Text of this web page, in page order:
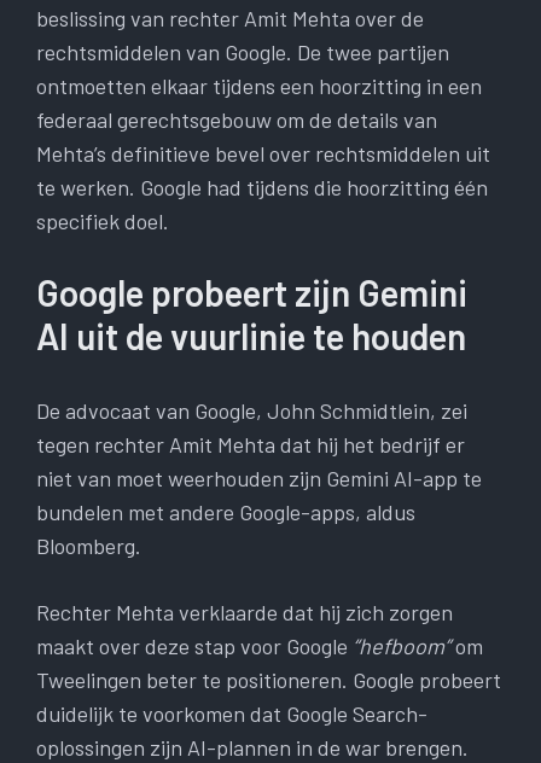
beslissing van rechter Amit Mehta over de
rechtsmiddelen van Google. De twee partijen
ontmoetten elkaar tijdens een hoorzitting in een
federaal gerechtsgebouw om de details van
Mehta’s definitieve bevel over rechtsmiddelen uit
te werken. Google had tijdens die hoorzitting één
specifiek doel.
Google probeert zijn Gemini
AI uit de vuurlinie te houden
De advocaat van Google, John Schmidtlein, zei
tegen rechter Amit Mehta dat hij het bedrijf er
niet van moet weerhouden zijn Gemini AI-app te
bundelen met andere Google-apps, aldus
Bloomberg.
Rechter Mehta verklaarde dat hij zich zorgen
maakt over deze stap voor Google “hefboom”om
Tweelingen beter te positioneren. Google probeert
duidelijk te voorkomen dat Google Search-
oplossingen zijn AI-plannen in de war brengen.